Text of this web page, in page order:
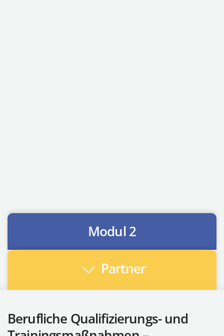
Modul 2
Partner
Berufliche Qualifizierungs- und